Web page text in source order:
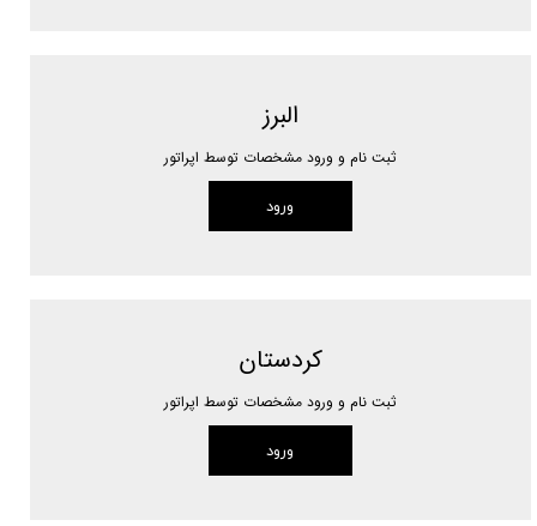
البرز
ثبت نام و ورود مشخصات توسط اپراتور
ورود
کردستان
ثبت نام و ورود مشخصات توسط اپراتور
ورود